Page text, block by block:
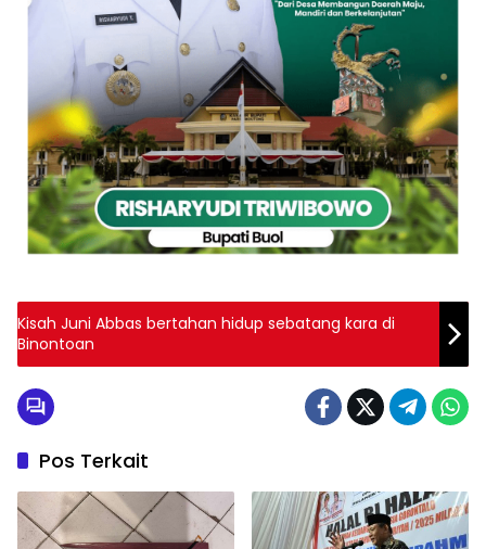
Kisah Juni Abbas bertahan hidup sebatang kara di
Binontoan
Pos Terkait